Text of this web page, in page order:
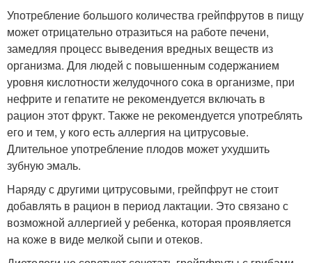
Употребление большого количества грейпфрутов в пищу
может отрицательно отразиться на работе печени,
замедляя процесс выведения вредных веществ из
организма. Для людей с повышенным содержанием
уровня кислотности желудочного сока в организме, при
нефрите и гепатите не рекомендуется включать в
рацион этот фрукт. Также не рекомендуется употреблять
его и тем, у кого есть аллергия на цитрусовые.
Длительное употребление плодов может ухудшить
зубную эмаль.
Наряду с другими цитрусовыми, грейпфрут не стоит
добавлять в рацион в период лактации. Это связано с
возможной аллергией у ребенка, которая проявляется
на коже в виде мелкой сыпи и отеков.